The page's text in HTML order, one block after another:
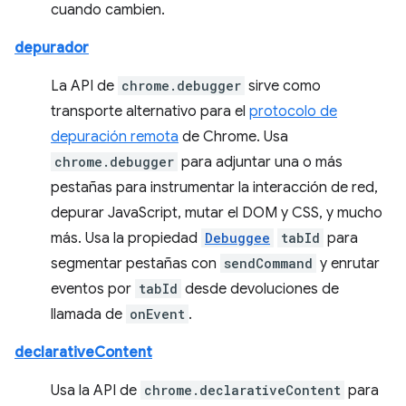
cuando cambien.
depurador
La API de chrome.debugger sirve como
transporte alternativo para el protocolo de
depuración remota de Chrome. Usa
chrome.debugger para adjuntar una o más
pestañas para instrumentar la interacción de red,
depurar JavaScript, mutar el DOM y CSS, y mucho
más. Usa la propiedad Debuggee tabId para
segmentar pestañas con sendCommand y enrutar
eventos por tabId desde devoluciones de
llamada de onEvent .
declarativeContent
Usa la API de chrome.declarativeContent para